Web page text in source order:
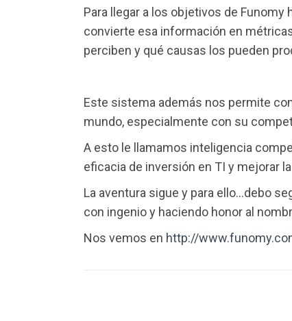
Para llegar a los objetivos de
convierte esa información en
perciben y qué causas los pueden
Este sistema además nos permite
mundo, especialmente con su
A esto le llamamos inteligencia
eficacia de inversión en TI y mejorar
La aventura sigue y para ello…debo
con ingenio y haciendo honor al
Nos vemos en http://